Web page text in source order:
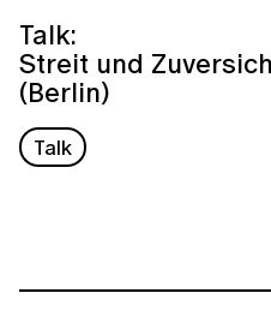
Talk:
Streit und
(Berlin)
Talk